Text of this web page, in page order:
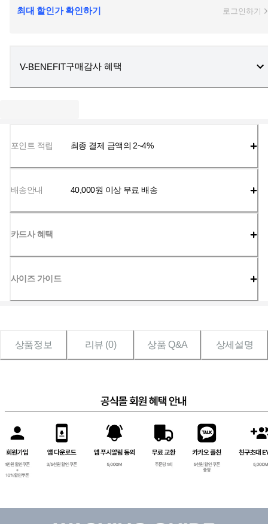
최대 할인가 확인하기 로그인하기
V-BENEFIT구매감사 혜택
포인트 적립 최종 결제 금액의 2~4%
배송안내 40,000원 이상 무료 배송
카드사 혜택
사이즈 가이드
상품정보 리뷰 (0) 상품 Q&A 상세설명